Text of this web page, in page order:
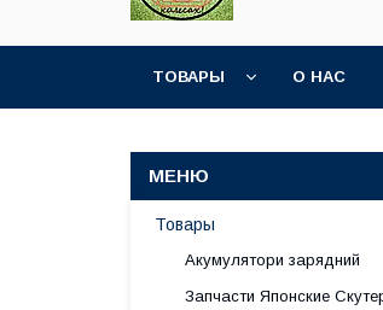
ТОВАРЫ О НАС
Товары
Акумулятори зарядний
Запчасти Японские